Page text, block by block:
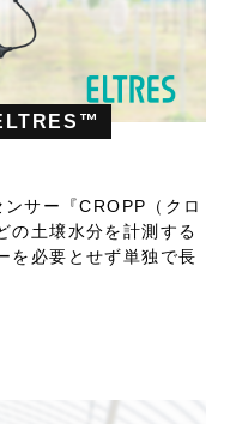
サー『CROPP（クロ
の土壌水分を計測する
を必要とせず単独で長